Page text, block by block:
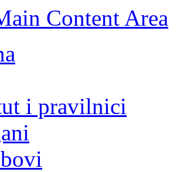
Content Area
i pravilnici